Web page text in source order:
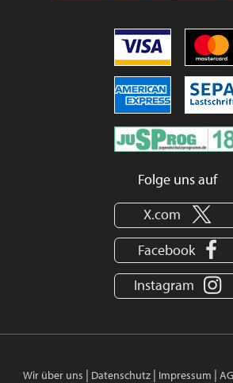
Folge uns auf
X.com
Facebook
Instagram
Wir über uns | Datenschutz| Impressum |